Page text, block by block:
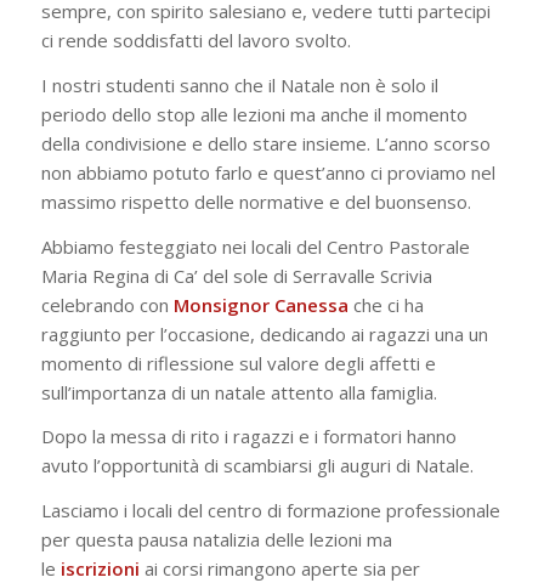
sempre, con spirito salesiano e, vedere tutti partecipi
ci rende soddisfatti del lavoro svolto.
I nostri studenti sanno che il Natale non è solo il
periodo dello stop alle lezioni ma anche il momento
della condivisione e dello stare insieme. L’anno scorso
non abbiamo potuto farlo e quest’anno ci proviamo nel
massimo rispetto delle normative e del buonsenso.
Abbiamo festeggiato nei locali del Centro Pastorale
Maria Regina di Ca’ del sole di Serravalle Scrivia
celebrando con Monsignor Canessa che ci ha
raggiunto per l’occasione, dedicando ai ragazzi una un
momento di riflessione sul valore degli affetti e
sull’importanza di un natale attento alla famiglia.
Dopo la messa di rito i ragazzi e i formatori hanno
avuto l’opportunità di scambiarsi gli auguri di Natale.
Lasciamo i locali del centro di formazione professionale
per questa pausa natalizia delle lezioni ma
le iscrizioni ai corsi rimangono aperte sia per